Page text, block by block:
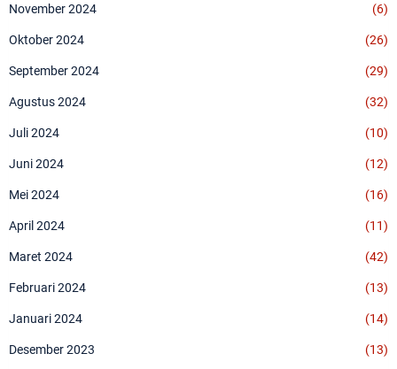
November 2024 (6)
Oktober 2024 (26)
September 2024 (29)
Agustus 2024 (32)
Juli 2024 (10)
Juni 2024 (12)
Mei 2024 (16)
April 2024 (11)
Maret 2024 (42)
Februari 2024 (13)
Januari 2024 (14)
Desember 2023 (13)